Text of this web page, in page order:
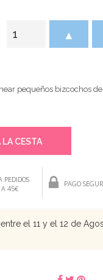
▲
pequeños bizcochos
LA CESTA
PEDIDOS
A 45€
PAGO
el 11 y el 12 de